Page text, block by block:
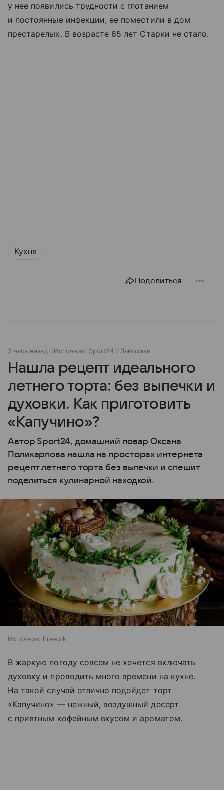
у нее появились трудности с глотанием
и постоянные инфекции, ее поместили в дом
престарелых. В возрасте 65 лет Старки не стало.
Кухня
Поделиться
3 часа назад Источник: Sport24 Лайфхаки
Нашла рецепт идеального
летнего торта: без выпечки и
духовки. Как приготовить
«Капучино»?
Автор Sport24, домашний повар Оксана
Поликарпова нашла на просторах интернета
рецепт летнего торта без выпечки и спешит
поделиться кулинарной находкой.
Источник: Freepik
В жаркую погоду совсем не хочется включать
духовку и проводить много времени на кухне.
На такой случай отлично подойдет торт
«Капучино» — нежный, воздушный десерт
с приятным кофейным вкусом и ароматом.